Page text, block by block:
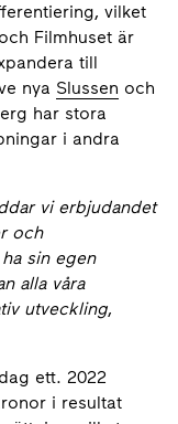
vilket
Filmhuset är
till
nya Slussen och
har stora
i andra
vi erbjudandet
och
sin egen
alla våra
utveckling,
ett. 2022
i resultat